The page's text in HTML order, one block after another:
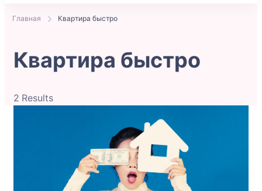
Главная Квартира быстро
Квартира быстро
2 Results